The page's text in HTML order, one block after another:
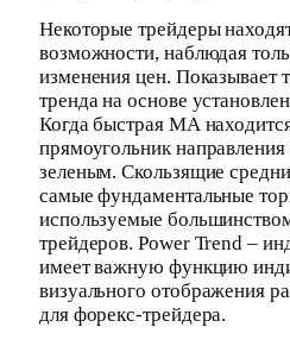
Некоторые трейдеры
возможности, наблюдая
изменения цен. Показывает
тренда на основе
Когда быстрая МА
прямоугольник направления
зеленым. Скользящие
самые фундаментальные
используемые
трейдеров. Power Trend –
имеет важную функцию
визуального отображения
для форекс-трейдера.